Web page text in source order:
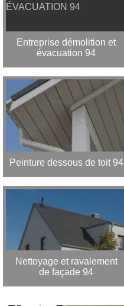
Entreprise démolition et
évacuation 94
Peinture dessous de toit 94
Nettoyage et ravalement
de façade 94